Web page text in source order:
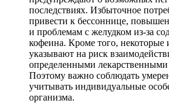
последствиях. Избыточное
привести к бессоннице,
и проблемам с желудком из-за
кофеина. Кроме того, некоторые
указывают на риск
определенными лекарственными
Поэтому важно соблюдать
учитывать индивидуальные
организма.